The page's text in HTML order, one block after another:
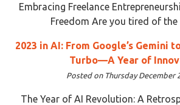
Embracing Freelance
Freedom Are you tired of the
2023 in AI: From Google’s Gemini
Turbo—A Year of
Posted on Thursday December
The Year of AI Revolution: A